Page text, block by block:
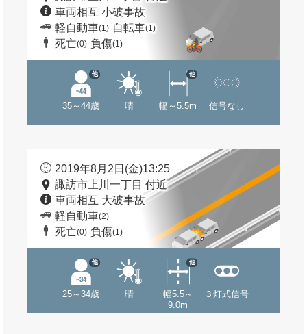
車両相互 小破事故
軽自動車(1) 自転車(1)
死亡(0) 負傷(1)
35～44歳
他
晴 幅～5.5m
他
信号なし
2019年8月2日(金)13:25
諏訪市上川一丁目 付近
車両相互 大破事故
軽自動車(2)
死亡(0) 負傷(1)
25～34歳
他
晴
幅5.5～
9.0m
他
３灯式信号